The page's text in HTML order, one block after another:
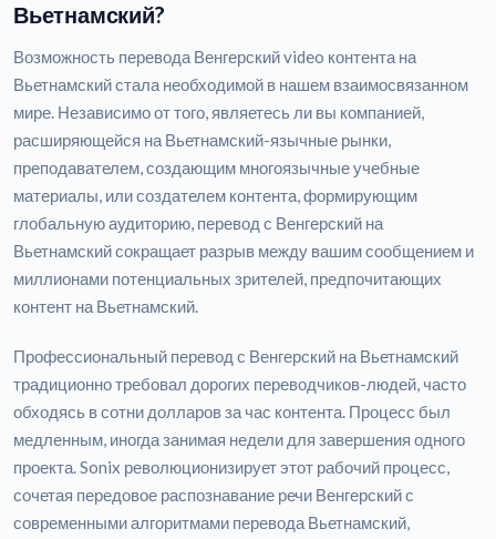
Вьетнамский?
Возможность перевода Венгерский video контента на
Вьетнамский стала необходимой в нашем взаимосвязанном
мире. Независимо от того, являетесь ли вы компанией,
расширяющейся на Вьетнамский-язычные рынки,
преподавателем, создающим многоязычные учебные
материалы, или создателем контента, формирующим
глобальную аудиторию, перевод с Венгерский на
Вьетнамский сокращает разрыв между вашим сообщением и
миллионами потенциальных зрителей, предпочитающих
контент на Вьетнамский.
Профессиональный перевод с Венгерский на Вьетнамский
традиционно требовал дорогих переводчиков-людей, часто
обходясь в сотни долларов за час контента. Процесс был
медленным, иногда занимая недели для завершения одного
проекта. Sonix революционизирует этот рабочий процесс,
сочетая передовое распознавание речи Венгерский с
современными алгоритмами перевода Вьетнамский,